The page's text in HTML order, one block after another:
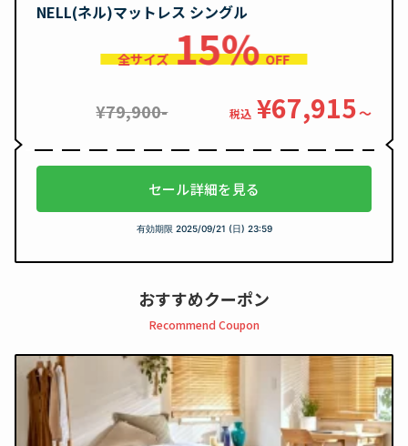
NELL(ネル)マットレス シングル
全サイズ 15% OFF
¥79,900- 税込 ¥67,915〜
セール詳細を見る
有効期限 2025/09/21 (日) 23:59
おすすめクーポン
Recommend Coupon